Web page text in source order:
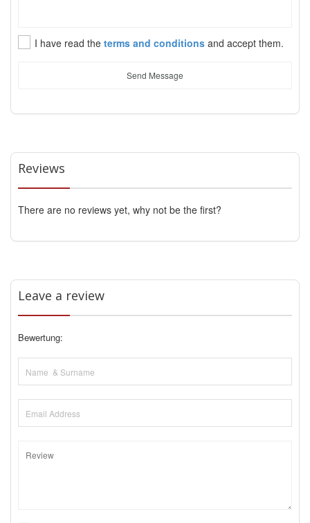
I have read the terms and conditions and accept them.
Send Message
Reviews
There are no reviews yet, why not be the first?
Leave a review
Bewertung: